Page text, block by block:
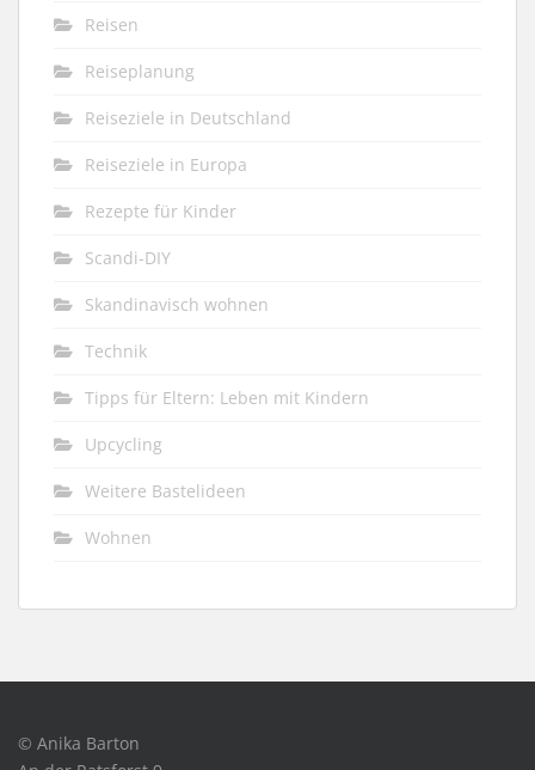
Reisen
Reiseplanung
Reiseziele in Deutschland
Reiseziele in Europa
Rezepte für Kinder
Scandi-DIY
Skandinavisch wohnen
Technik
Tipps für Eltern: Leben mit Kindern
Upcycling
Weitere Bastelideen
Wohnen
© Anika Barton